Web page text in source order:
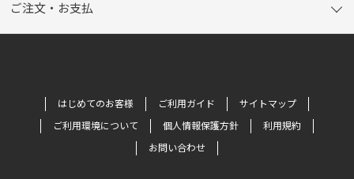
ご注文・お支払
はじめてのお客様 ご利用ガイド
サイトマップ
ご利用環境について
個人情報保護方針
利用規約
お問い合わせ